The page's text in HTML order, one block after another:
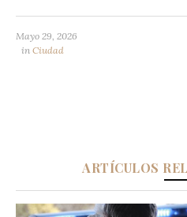
Mayo 29, 2026
in Ciudad
ARTÍCULOS